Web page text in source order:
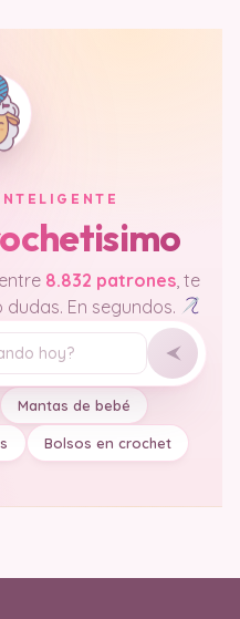
8.832 patrones , te
En segundos.
Mantas de bebé
Bolsos en crochet